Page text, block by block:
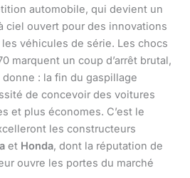
automobile, qui devient un
ciel ouvert pour des innovations
véhicules de série. Les chocs
marquent un coup d’arrêt brutal,
: la fin du gaspillage
de concevoir des voitures
et plus économes. C’est le
les constructeurs
et Honda, dont la réputation de
ouvre les portes du marché